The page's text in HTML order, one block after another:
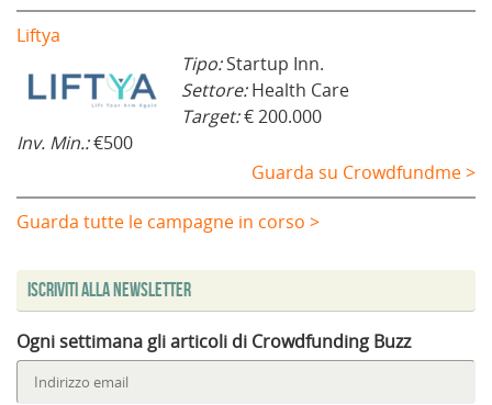
Liftya
Tipo:Startup Inn.
Settore:Health Care
Target:€ 200.000
Inv. Min.:€500
Guarda su Crowdfundme >
Guarda tutte le campagne in corso >
Iscriviti alla Newsletter
Ogni settimana gli articoli di Crowdfunding Buzz